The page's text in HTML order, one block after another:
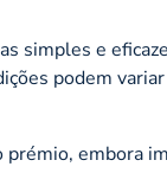
simples e
podem
prémio, embora